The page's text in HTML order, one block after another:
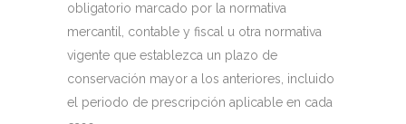
obligatorio marcado por la normativa
mercantil, contable y fiscal u otra normativa
vigente que establezca un plazo de
conservación mayor a los anteriores, incluido
el periodo de prescripción aplicable en cada